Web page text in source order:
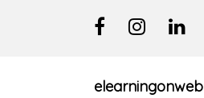
elearningonweb